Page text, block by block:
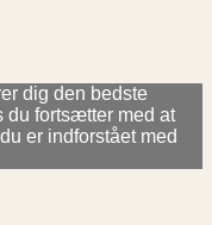
dig den bedste
du fortsætter med at
er indforstået med